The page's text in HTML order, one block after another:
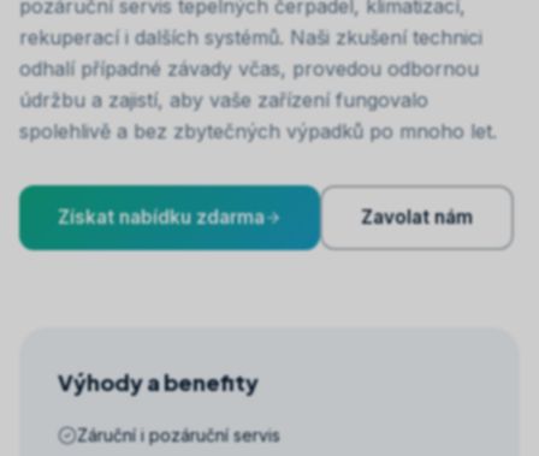
pozáruční servis tepelných čerpadel, klimatizací,
rekuperací i dalších systémů. Naši zkušení technici
odhalí případné závady včas, provedou odbornou
údržbu a zajistí, aby vaše zařízení fungovalo
spolehlivě a bez zbytečných výpadků po mnoho let.
Získat nabídku zdarma Zavolat nám
Výhody a benefity
Záruční i pozáruční servis